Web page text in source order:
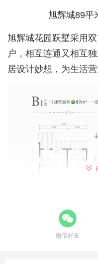
旭辉城89平
旭辉城花园跃墅采用
户，相互连通又相互
居设计妙想，为生活营
微信好友